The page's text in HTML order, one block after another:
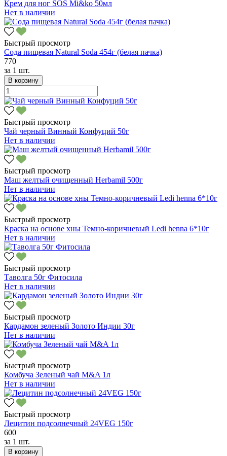
Крем для ног SOS Mi&ko 50мл
Нет в наличии
Быстрый просмотр
Сода пищевая Natural Soda 454г (белая пачка)
770
за 1 шт.
В корзину
Быстрый просмотр
Чай черный Винный Конфуций 50г
Нет в наличии
Быстрый просмотр
Маш желтый очищенный Herbamil 500г
Нет в наличии
Быстрый просмотр
Краска на основе хны Темно-коричневый Ledi henna 6*10г
Нет в наличии
Быстрый просмотр
Таволга 50г Фитосила
Нет в наличии
Быстрый просмотр
Кардамон зеленый Золото Индии 30г
Нет в наличии
Быстрый просмотр
Комбуча Зеленый чай M&A 1л
Нет в наличии
Быстрый просмотр
Лецитин подсолнечный 24VEG 150г
600
за 1 шт.
В корзину